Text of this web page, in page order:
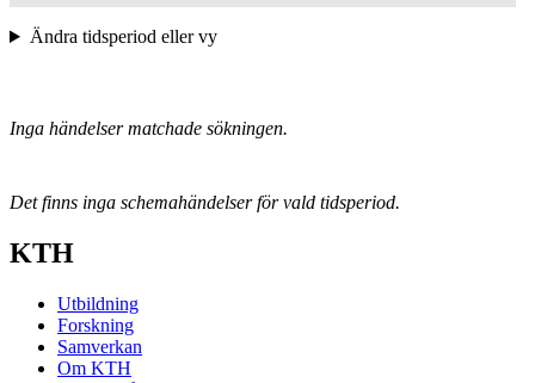
Ändra tidsperiod eller vy
Inga händelser matchade sökningen.
Det finns inga schemahändelser för vald tidsperiod.
KTH
Utbildning
Forskning
Samverkan
Om KTH